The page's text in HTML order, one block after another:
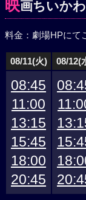
映画ちいか
料金：劇場HPにて
08/11(火) 08/12(
08:45
11:00
13:15
15:45
18:00
20:45